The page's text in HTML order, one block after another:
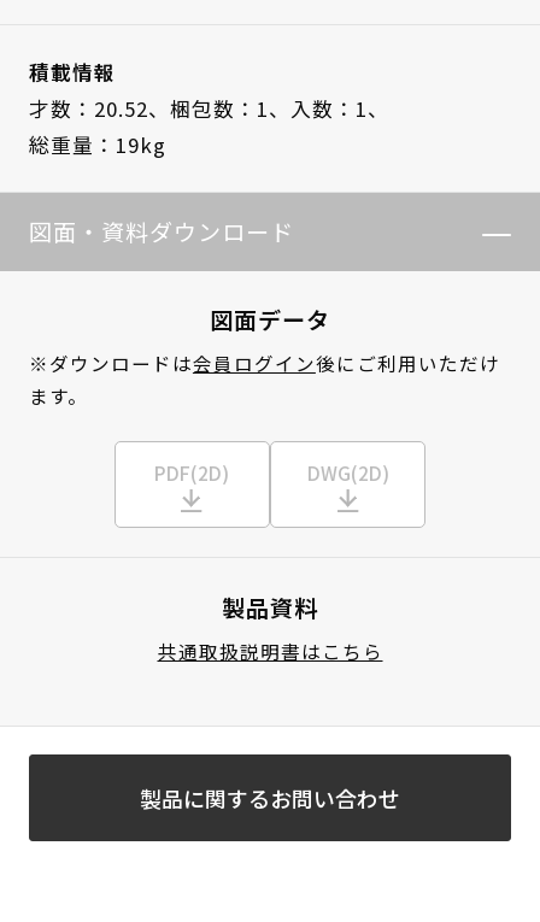
積載情報
才数：20.52、 梱包数：1、
入数：1、
総重量：19kg
図面・資料ダウンロード
図面データ
※ダウンロードは会員ログイン後にご利用いただけ
ます。
PDF(2D) DWG(2D)
製品資料
共通取扱説明書はこちら
製品に関するお問い合わせ